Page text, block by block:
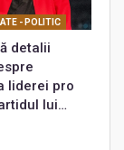
- POLITIC
detalii
liderei pro
lui…